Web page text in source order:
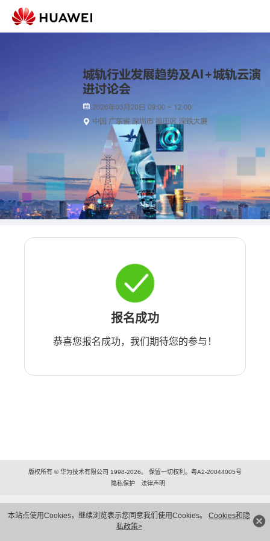
本站点使用Cookies，继续浏览表示您同意我们使用Cookies。 Cookies和隐
私政策>
报名成功
恭喜您报名成功，我们期待您的参与！
版权所有 © 华为技术有限公司 1998-2026。 保留一切权利。粤A2-20044005号
隐私保护
法律声明